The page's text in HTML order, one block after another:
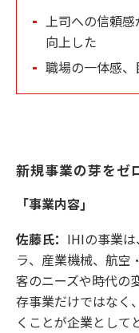
上司への信頼
向上した
職場の一体感
新規事業の芽をゼ
「事業内容」
佐藤氏： IHIの事業
ラ、産業機械、航空
客のニーズや時代の
存事業だけではなく
くことが企業として